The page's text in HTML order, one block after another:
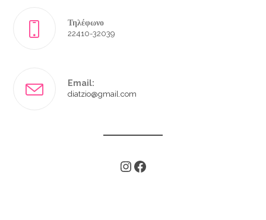
Τηλέφωνο
22410-32039
Email:
diatzio@gmail.com